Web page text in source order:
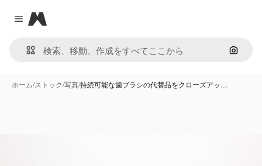
Close menu
Magnific
画像で
ホーム/ストック/写真/持続可能な歯ブラシの代替品をクローズアッ…